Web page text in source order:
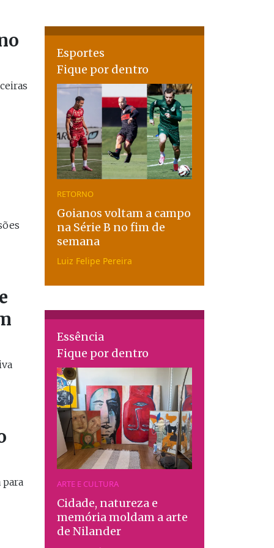
Esportes
Fique por dentro
RETORNO
Goianos voltam a campo
na Série B no fim de
semana
Luiz Felipe Pereira
Essência
Fique por dentro
ARTE E CULTURA
Cidade, natureza e
memória moldam a arte
de Nilander